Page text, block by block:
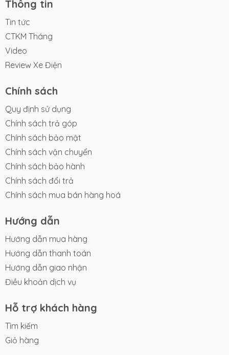
Thông tin
Tin tức
CTKM Tháng
Video
Review Xe Điện
Chính sách
Quy định sử dụng
Chính sách trả góp
Chính sách bảo mật
Chính sách vận chuyển
Chính sách bảo hành
Chính sách đổi trả
Chính sách mua bán hàng hoá
Hướng dẫn
Hướng dẫn mua hàng
Hướng dẫn thanh toán
Hướng dẫn giao nhận
Điều khoản dịch vụ
Hỗ trợ khách hàng
Tìm kiếm
Giỏ hàng